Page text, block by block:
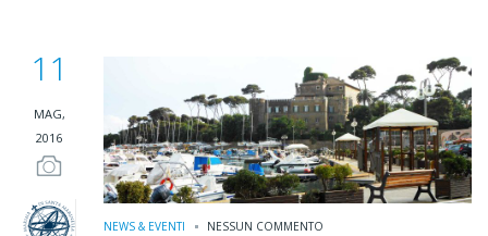
11
MAG,
2016
NEWS & EVENTI NESSUN COMMENTO